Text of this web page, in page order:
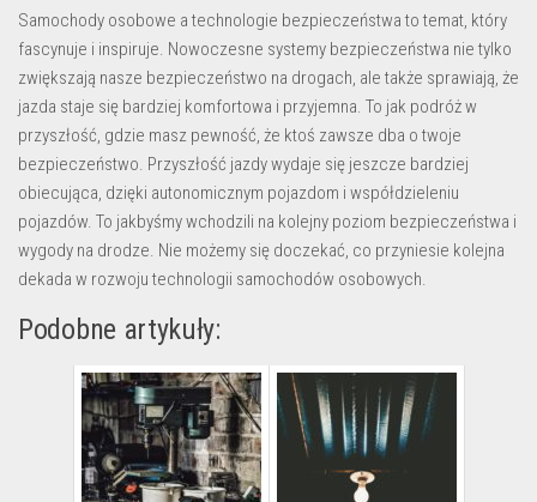
Samochody osobowe a technologie bezpieczeństwa to temat, który
fascynuje i inspiruje. Nowoczesne systemy bezpieczeństwa nie tylko
zwiększają nasze bezpieczeństwo na drogach, ale także sprawiają, że
jazda staje się bardziej komfortowa i przyjemna. To jak podróż w
przyszłość, gdzie masz pewność, że ktoś zawsze dba o twoje
bezpieczeństwo. Przyszłość jazdy wydaje się jeszcze bardziej
obiecująca, dzięki autonomicznym pojazdom i współdzieleniu
pojazdów. To jakbyśmy wchodzili na kolejny poziom bezpieczeństwa i
wygody na drodze. Nie możemy się doczekać, co przyniesie kolejna
dekada w rozwoju technologii samochodów osobowych.
Podobne artykuły: